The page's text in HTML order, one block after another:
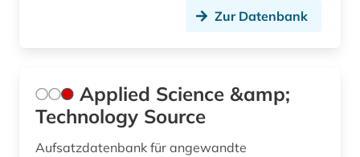
geotechnik (1)
Zur Datenbank
Applied Science &amp;
Technology Source
Aufsatzdatenbank für angewandte